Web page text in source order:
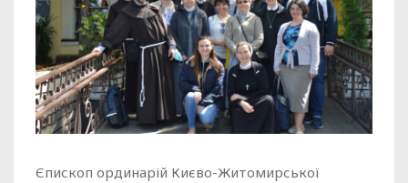
Єпископ ординарій Києво-Житомирської